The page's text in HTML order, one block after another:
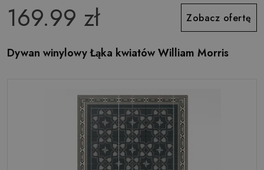
169.99 zł Zobacz ofertę
Dywan winylowy Łąka kwiatów William Morris